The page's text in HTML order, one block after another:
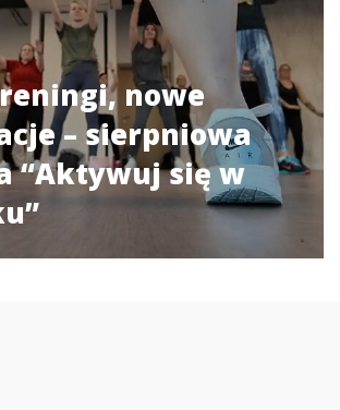
nowe
– sierpniowa
“Aktywuj się w